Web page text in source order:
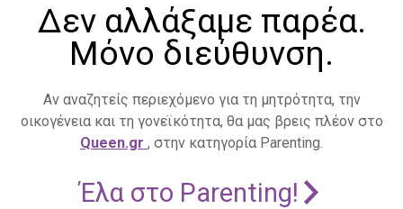
Δεν αλλάξαμε παρέα.
Μόνο διεύθυνση.
Αν αναζητείς περιεχόμενο για τη μητρότητα, την
οικογένεια και τη γονεϊκότητα, θα μας βρεις πλέον στο
Queen.gr , στην κατηγορία Parenting.
Έλα στο Parenting!